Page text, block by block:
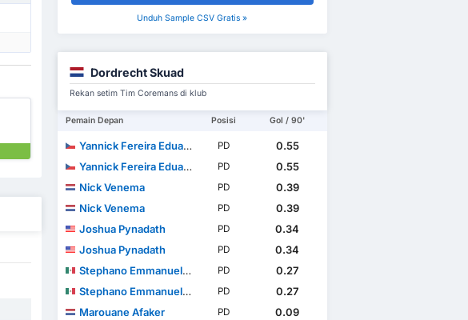
Unduh Sample CSV Gratis »
Dordrecht Skuad
Rekan setim Tim Coremans di klub
Pemain Depan Posisi Gol / 90'
Yannick Fereira Eduardo PD
0.55
Yannick Fereira Eduardo
PD
0.55
Nick Venema
PD
0.39
Nick Venema
PD
0.39
Joshua Pynadath
PD
0.34
Joshua Pynadath
PD
0.34
Stephano Emmanuel Carrillo Calderón
PD
0.27
Stephano Emmanuel Carrillo Calderón
PD
0.27
Marouane Afaker
PD
0.09